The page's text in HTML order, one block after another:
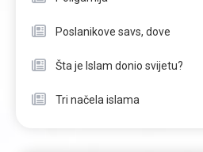
Poslanikove savs, dove
Šta je Islam donio svijetu?
Tri načela islama